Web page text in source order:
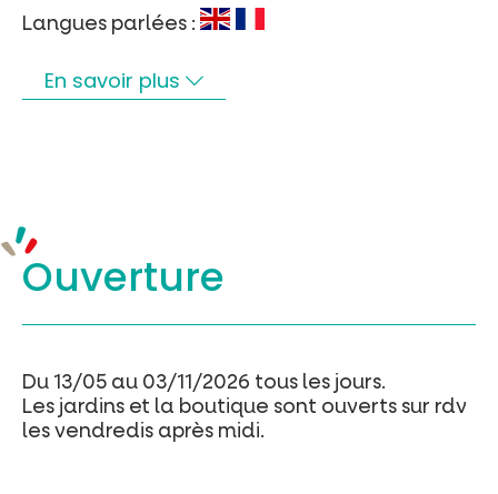
Langues parlées :
En savoir plus
Ouverture
Du 13/05 au 03/11/2026 tous les jours.
Les jardins et la boutique sont ouverts sur rdv
les vendredis après midi.